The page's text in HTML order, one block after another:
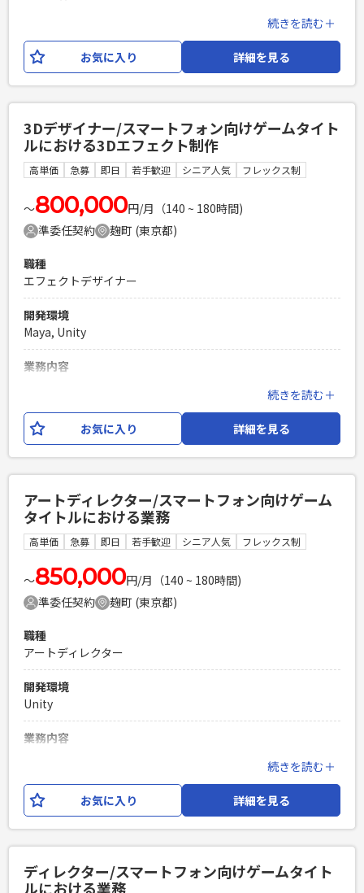
務をお任せいたします。 【具体的な仕事内容】 ・3Dモデリン
グ制作、および必要に応じ隣接業務（テクスチャ／マテリア
ル、セットアップ、リギング等） ※ご経験や得意分野に応じ
必須スキル
スマートフォン向けゲームタイトルにおけるMayaを使用した
3Dモデリング制作経験 ※コンシューマ向けゲームタイトル経
験の場合は相応の経験があること ※ポートフォリオご提出を
お願いいたします。
PHPを用いたWebサービスの開発経験4年以上
Laravelを用いた開発経験1年以上
エンジニア複数人のチームでの開発経験
続きを読む＋
お気に入り 詳細を見る
3Dデザイナー/スマートフォン向けゲームタイト
ルにおける3Dエフェクト制作
高単価 急募 即日 若手歓迎 シニア人気 フレックス制
〜800,000円/月（140 ~ 180時間)
準委任契約
麹町 (東京都)
職種
エフェクトデザイナー
開発環境
Maya, Unity
業務内容
務をお任せいたします。 【具体的な仕事内容】 ・Unity開発
環境におけるエフェクト制作業務 ※業務内容の変更：会社の
定める範囲で変更する可能性がございます。
作経験 ※コンシューマ向けゲームタイトル経験の場合は相応
の経験があること ※ポートフォリオご提出をお願いいたしま
す。
Laravelを用いた開発経験1年以上
エンジニア複数人のチームでの開発経験
続きを読む＋
お気に入り 詳細を見る
アートディレクター/スマートフォン向けゲーム
タイトルにおける業務
高単価 急募 即日 若手歓迎 シニア人気 フレックス制
〜850,000円/月（140 ~ 180時間)
準委任契約
麹町 (東京都)
職種
アートディレクター
開発環境
Unity
業務内容
ー業務をお任せいたします。 【具体的な仕事内容】 ・クリエ
イティブ部門のクオリティ監修、進捗管理、タスク采配、指示
書の作成やメンバー管理など ・必要に応じクリエイティブ制
ただく可能性もあります。 ※業務内容の変更：会社の定める
続きを読む＋
お気に入り 詳細を見る
ディレクター/スマートフォン向けゲームタイト
ルにおける業務